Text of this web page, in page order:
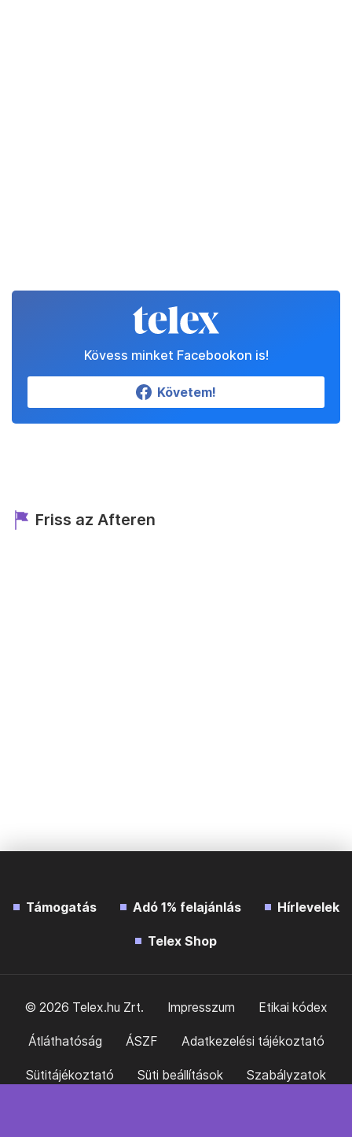
Kövess minket Facebookon is!
Követem!
Friss az Afteren
Támogatás Adó 1% felajánlás Hírlevelek
Telex Shop
© 2026 Telex.hu Zrt. Impresszum Etikai kódex
Átláthatóság ÁSZF Adatkezelési tájékoztató
Sütitájékoztató Süti beállítások Szabályzatok